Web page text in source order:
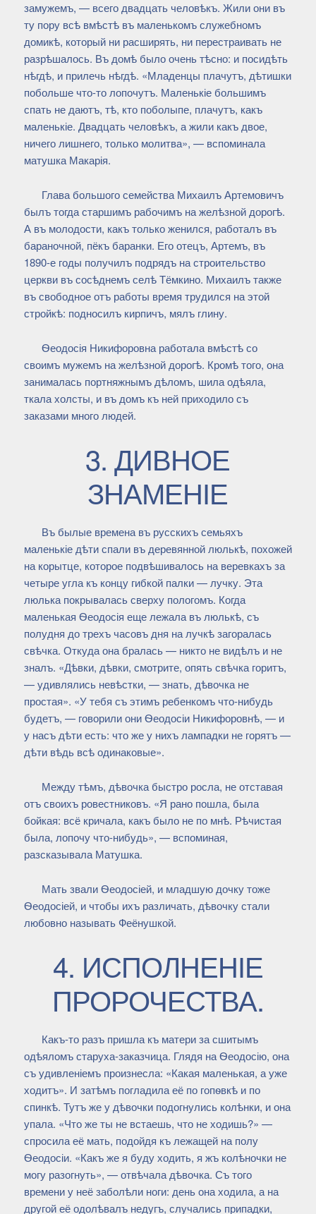
замужемъ, — всего двадцать человѣкъ. Жили они въ
ту пору всѣ вмѣстѣ въ маленькомъ служебномъ
домикѣ, который ни расширять, ни перестраивать не
разрѣшалось. Въ домѣ было очень тѣсно: и посидѣть
нѣгдѣ, и прилечь нѣгдѣ. «Младенцы плачутъ, дѣтишки
побольше что-то лопочутъ. Маленькіе большимъ
спать не даютъ, тѣ, кто поболыпе, плачутъ, какъ
маленькіе. Двадцать человѣкъ, а жили какъ двое,
ничего лишнего, только молитва», — вспоминала
матушка Макарія.
Глава большого семейства Михаилъ Артемовичъ
былъ тогда старшимъ рабочимъ на желѣзной дорогѣ.
А въ молодости, какъ только женился, работалъ въ
бараночной, пёкъ баранки. Его отецъ, Артемъ, въ
1890-е годы получилъ подрядъ на строительство
церкви въ сосѣднемъ селѣ Тёмкино. Михаилъ также
въ свободное отъ работы время трудился на этой
стройкѣ: подносилъ кирпичъ, мялъ глину.
Ѳеодосія Никифоровна работала вмѣстѣ со
своимъ мужемъ на желѣзной дорогѣ. Кромѣ того, она
занималась портняжнымъ дѣломъ, шила одѣяла,
ткала холсты, и въ домъ къ ней приходило съ
заказами много людей.
3. ДИВНОЕ
ЗНАМЕНІЕ
Въ былые времена въ русскихъ семьяхъ
маленькіе дѣти спали въ деревянной люлькѣ, похожей
на корытце, которое подвѣшивалось на веревкахъ за
четыре угла къ концу гибкой палки — лучку. Эта
люлька покрывалась сверху пологомъ. Когда
маленькая Ѳеодосія еще лежала въ люлькѣ, съ
полудня до трехъ часовъ дня на лучкѣ загоралась
свѣчка. Откуда она бралась — никто не видѣлъ и не
зналъ. «Дѣвки, дѣвки, смотрите, опять свѣчка горитъ,
— удивлялись невѣстки, — знать, дѣвочка не
простая». «У тебя съ этимъ ребенкомъ что-нибудь
будетъ, — говорили они Ѳеодосіи Никифоровнѣ, — и
у насъ дѣти есть: что же у нихъ лампадки не горятъ —
дѣти вѣдь всѣ одинаковые».
Между тѣмъ, дѣвочка быстро росла, не отставая
отъ своихъ ровестниковъ. «Я рано пошла, была
бойкая: всё кричала, какъ было не по мнѣ. Рѣчистая
была, лопочу что-нибудь», — вспоминая,
разсказывала Матушка.
Мать звали Ѳеодосіей, и младшую дочку тоже
Ѳеодосіей, и чтобы ихъ различать, дѣвочку стали
любовно называть Феёнушкой.
4. ИСПОЛНЕНІЕ
ПРОРОЧЕСТВА.
Какъ-то разъ пришла къ матери за сшитымъ
одѣяломъ старуха-заказчица. Глядя на Ѳеодосію, она
съ удивленіемъ произнесла: «Какая маленькая, а уже
ходитъ». И затѣмъ погладила её по гопѳвкѣ и по
спинкѣ. Тутъ же у дѣвочки подогнулись колѣнки, и она
упала. «Что же ты не встаешь, что не ходишь?» —
спросила её мать, подойдя къ лежащей на полу
Ѳеодосіи. «Какъ же я буду ходить, я жъ колѣночки не
могу разогнуть», — отвѣчала дѣвочка. Съ того
времени у неё заболѣли ноги: день она ходила, а на
другой её одолѣвалъ недугъ, случались припадки,